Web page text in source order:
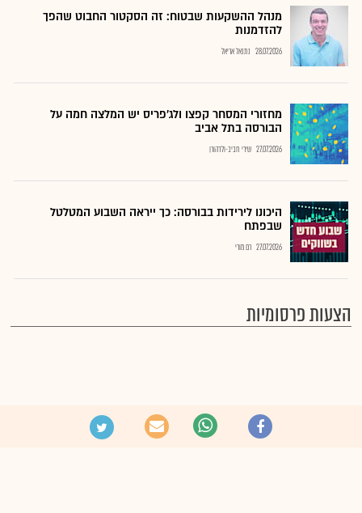
מנהל ההשקעות שבטוח: זה הסקטור החבוט שהפך
להזדמנות
28.07.2026 נתנאל אריאל
מחזורי המסחר קפצו ולג'פריס יש המלצה חמה על
הבורסה בתל אביב
27.07.2026 שירי חביב-ולדהורן
היכונו לירידות בבורסה: כך ייראה השבוע המטלטל
שבפתח
27.07.2026 רם מורי
הצעות פרסומיות